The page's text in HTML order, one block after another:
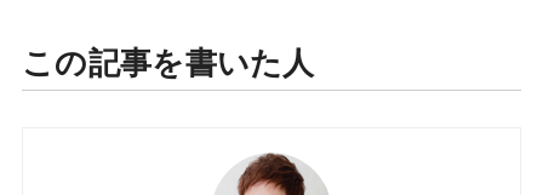
この記事を書いた人